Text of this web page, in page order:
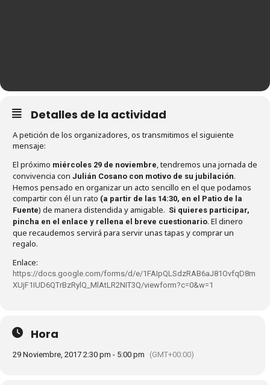
Detalles de la actividad
A petición de los organizadores, os transmitimos el siguiente
mensaje:
El próximo miércoles 29 de noviembre, tendremos una jornada de
convivencia con Julián Cosano con motivo de su jubilación.
Hemos pensado en organizar un acto sencillo en el que podamos
compartir con él un rato (a partir de las 14:30, en el Patio de la
Fuente) de manera distendida y amigable. Si quieres participar,
pincha en el enlace y rellena el breve cuestionario. El dinero
que recaudemos servirá para servir unas tapas y comprar un
regalo.
Enlace:
https://docs.google.com/forms/d/e/1FAIpQLSdzRAB6aJ81OvfqD8m
XUjF1IUD6QTrBzRylQ_MlAtLR2NIT3Q/viewform?c=0&w=1
Hora
29 Noviembre, 2017 2:30 pm - 5:00 pm (GMT+00:00)